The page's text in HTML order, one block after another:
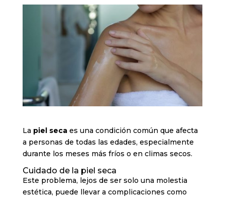
La piel secaes una condición común que afecta
a personas de todas las edades, especialmente
durante los meses más fríos o en climas secos.
Cuidado de la piel seca
Este problema, lejos de ser solo una molestia
estética, puede llevar a complicaciones como